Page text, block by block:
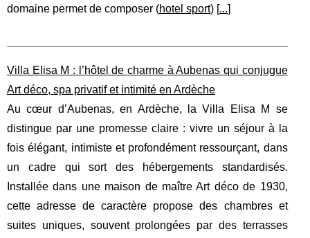
domaine permet de composer (hotel sport) [...]
Villa Elisa M : l’hôtel de charme à Aubenas qui conjugue
Art déco, spa privatif et intimité en Ardèche
Au cœur d’Aubenas, en Ardèche, la Villa Elisa M se
distingue par une promesse claire : vivre un séjour à la
fois élégant, intimiste et profondément ressourçant, dans
un cadre qui sort des hébergements standardisés.
Installée dans une maison de maître Art déco de 1930,
cette adresse de caractère propose des chambres et
suites uniques, souvent prolongées par des terrasses